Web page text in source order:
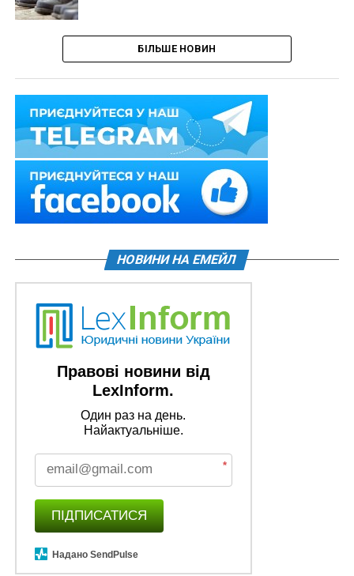
БІЛЬШЕ НОВИН
НОВИНИ НА ЕМЕЙЛ
Правові новини від
LexInform.
Один раз на день.
Найактуальніше.
*
ПІДПИСАТИСЯ
Надано SendPulse